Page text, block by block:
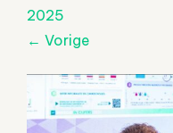
2025
← Vorige